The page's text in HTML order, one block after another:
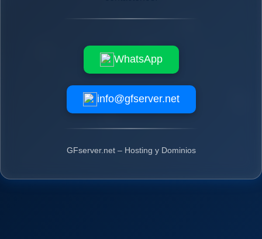
WhatsApp
info@gfserver.net
GFserver.net – Hosting y Dominios